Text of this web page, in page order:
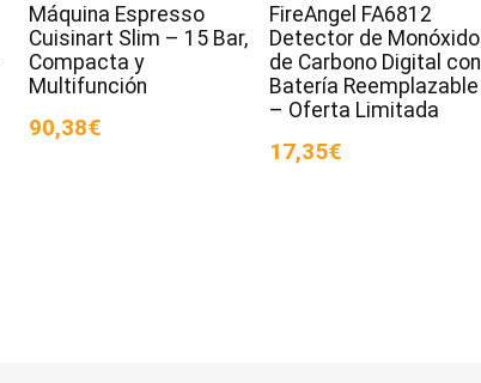
Máquina Espresso
Cuisinart Slim – 15 Bar,
Compacta y
Multifunción
90,38€
FireAngel FA6812
Detector de Monóxido
de Carbono Digital con
Batería Reemplazable
– Oferta Limitada
17,35€